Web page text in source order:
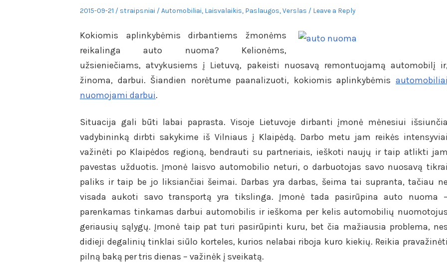
Posted
2015-09-21 Author
straipsniai
Posted
Automobiliai, Laisvalaikis, Paslaugos,Verslas Leave a Reply
Kokiomis aplinkybėmis dirbantiems žmonėms
reikalinga auto nuoma? Kelionėms,
užsieniečiams, atvykusiems į Lietuvą, pakeisti nuosavą remontuojamą automobilį
žinoma, darbui. Šiandien norėtume paanalizuoti, kokiomis aplinkybėmis automobiliai
nuomojami darbui.
Situacija gali būti labai paprasta. Visoje Lietuvoje dirbanti įmonė mėnesiui išsiunčia
vadybininką dirbti sakykime iš Vilniaus į Klaipėdą. Darbo metu jam reikės intensyviai
važinėti po Klaipėdos regioną, bendrauti su partneriais, ieškoti naujų ir taip atlikti jam
pavestas užduotis. Įmonė laisvo automobilio neturi, o darbuotojas savo nuosavą tikrai
paliks ir taip be jo liksiančiai šeimai. Darbas yra darbas, šeima tai supranta, tačiau ne
visada aukoti savo transportą yra tikslinga. Įmonė tada pasirūpina auto nuoma –
parenkamas tinkamas darbui automobilis ir ieškoma per kelis automobilių nuomotojus
geriausių sąlygų. Įmonė taip pat turi pasirūpinti kuru, bet čia mažiausia problema, nes
didieji degalinių tinklai siūlo korteles, kurios nelabai riboja kuro kiekių. Reikia pravažinėti
pilną baką per tris dienas – važinėk į sveikatą.